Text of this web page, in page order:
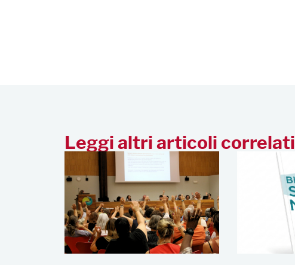
Leggi altri articoli correlati